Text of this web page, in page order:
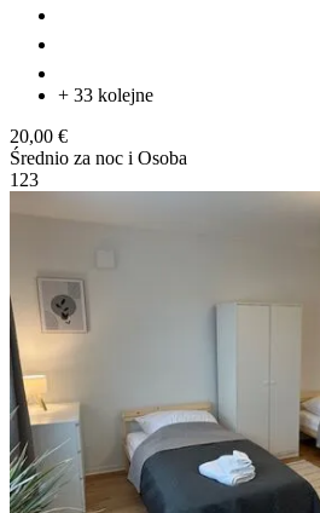
+ 33 kolejne
20,00 €
Średnio za noc i Osoba
1 23